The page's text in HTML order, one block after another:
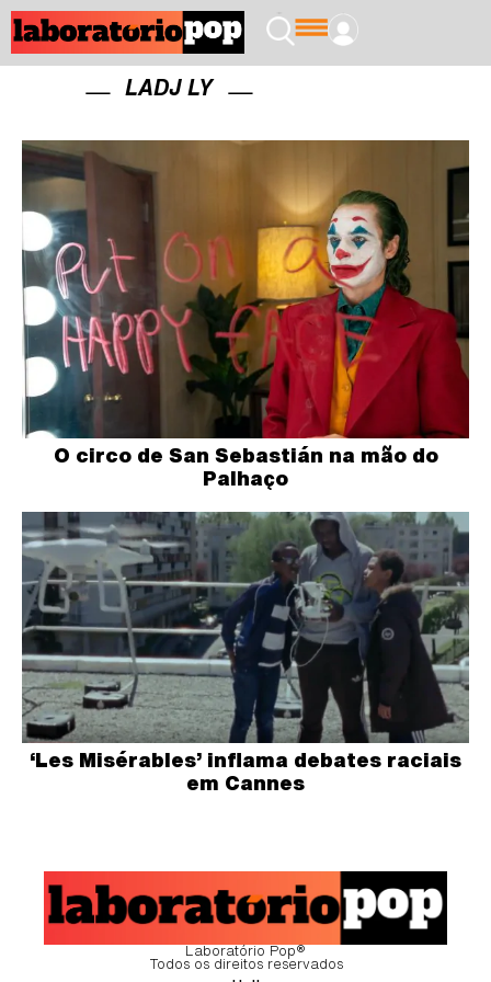
LADJ LY
O circo de San Sebastián na mão do
Palhaço
‘Les Misérables’ inflama debates raciais
em Cannes
Laboratório Pop®
Todos os direitos reservados